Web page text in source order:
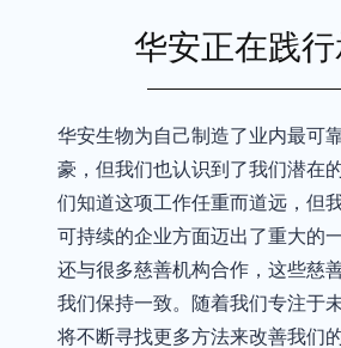
华安正在践
华安生物为自己制造了业内最可
豪，但我们也认识到了我们潜在
们知道这项工作任重而道远，但
可持续的企业方面迈出了重大的
还与很多慈善机构合作，这些慈
我们保持一致。随着我们专注于
将不断寻找更多方法来改善我们